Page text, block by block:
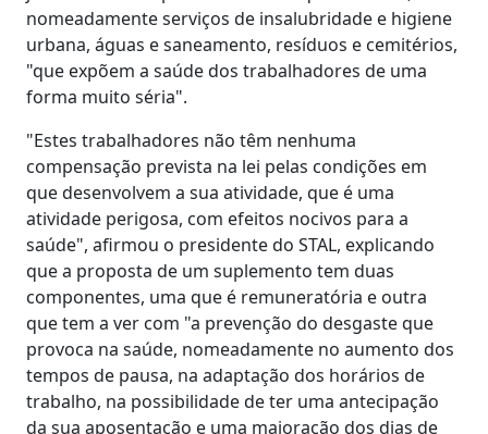
nomeadamente serviços de insalubridade e higiene
urbana, águas e saneamento, resíduos e cemitérios,
"que expõem a saúde dos trabalhadores de uma
forma muito séria".
"Estes trabalhadores não têm nenhuma
compensação prevista na lei pelas condições em
que desenvolvem a sua atividade, que é uma
atividade perigosa, com efeitos nocivos para a
saúde", afirmou o presidente do STAL, explicando
que a proposta de um suplemento tem duas
componentes, uma que é remuneratória e outra
que tem a ver com "a prevenção do desgaste que
provoca na saúde, nomeadamente no aumento dos
tempos de pausa, na adaptação dos horários de
trabalho, na possibilidade de ter uma antecipação
da sua aposentação e uma majoração dos dias de